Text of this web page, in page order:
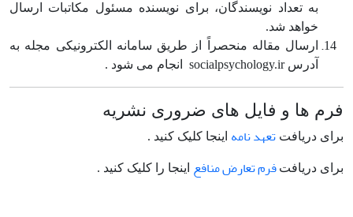
به تعداد نویسندگان، برای نویسنده مسئول مکاتبات ارسال
خواهد شد.
ارسال مقاله منحصراً از طریق سامانه الکترونیکی مجله به
آدرس socialpsychology.ir انجام می شود .
فرم ها و فایل های ضروری نشریه
برای دریافت تعهد نامه اینجا کلیک کنید .
برای دریافت فرم تعارض منافع اینجا را کلیک کنید .